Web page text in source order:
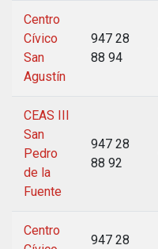
Centro
Cívico
San
Agustín
947 28
88 94
CEAS III
San
Pedro
de la
Fuente
947 28
88 92
Centro
947 28